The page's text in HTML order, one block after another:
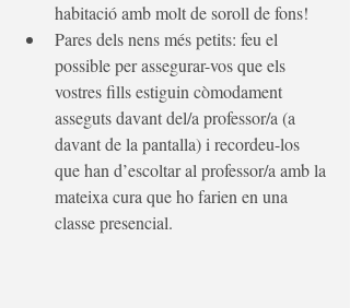
habitació amb molt de soroll de fons!
Pares dels nens més petits: feu el
possible per assegurar-vos que els
vostres fills estiguin còmodament
asseguts davant del/a professor/a (a
davant de la pantalla) i recordeu-los
que han d’escoltar al professor/a amb la
mateixa cura que ho farien en una
classe presencial.